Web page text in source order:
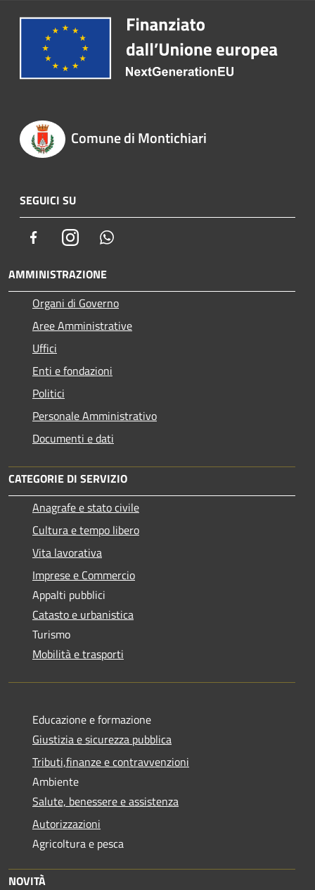
Comune di Montichiari
SEGUICI SU
FacebookInstagram
AMMINISTRAZIONE
Organi di Governo
Aree Amministrative
Uffici
Enti e fondazioni
Politici
Personale Amministrativo
Documenti e dati
CATEGORIE DI SERVIZIO
Anagrafe e stato civile
Cultura e tempo libero
Vita lavorativa
Imprese e Commercio
Appalti pubblici
Catasto e urbanistica
Turismo
Mobilità e trasporti
Educazione e formazione
Giustizia e sicurezza pubblica
Tributi,finanze e contravvenzioni
Ambiente
Salute, benessere e assistenza
Autorizzazioni
Agricoltura e pesca
NOVITÀ